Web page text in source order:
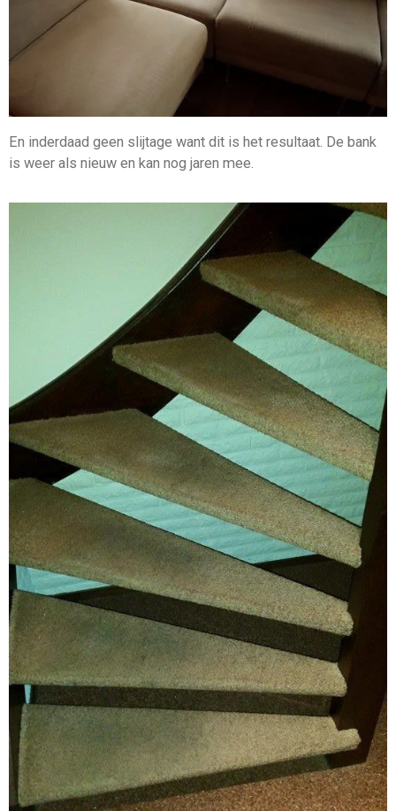
En inderdaad geen slijtage want dit is het resultaat. De bank
is weer als nieuw en kan nog jaren mee.